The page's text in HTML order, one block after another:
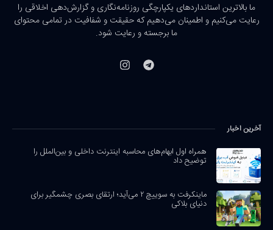
ما بالاترین استانداردهای یکپارچگی روزنامه‌نگاری و گزارش‌دهی اخلاقی را
رعایت می‌کنیم و اطمینان می‌دهیم که حقیقت و شفافیت در تمامی محتوای
ما برجسته و رعایت شود.
آخرین اخبار
همراه اول ابهام‌های محاسبه اینترنت داخلی و بین‌الملل را
توضیح داد
ماینکرفت به سوییچ ۲ می‌آید؛ ارتقای بصری چشمگیر برای
دنیای بلاکی